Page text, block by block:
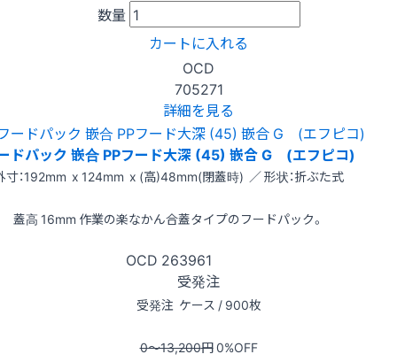
数量
カートに入れる
OCD
705271
詳細を見る
ドパック 嵌合 PPフード大深 (45) 嵌合 G (エフピコ)
寸：192mm x 124mm x (高)48mm(閉蓋時) ／ 形状：折ぶた式
蓋高 16mm 作業の楽なかん合蓋タイプのフードパック。
OCD 263961
受発注
受発注 ケース / 900枚
0〜13,200円0%OFF